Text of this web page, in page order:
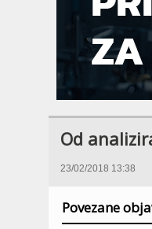
Od
23/02/2018 13:38
Povezane